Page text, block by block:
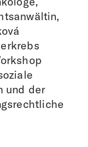
und der